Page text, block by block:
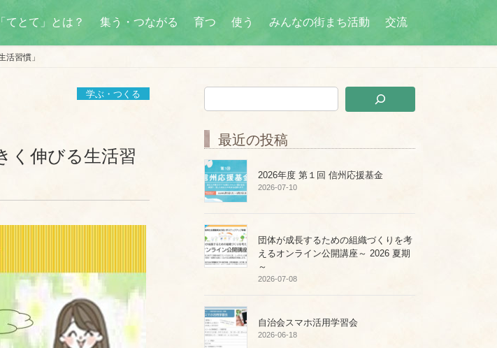
「てとて」とは？ 集う・つながる 育つ 使う みんなの街まち活動 交流
活習慣」
学ぶ・つくる
く伸びる生活習
最近の投稿
2026年度 第１回 信州応援基金
2026-07-10
団体が成長するための組織づくりを考
えるオンライン公開講座～ 2026 夏期
～
2026-07-08
自治会スマホ活用学習会
2026-06-18